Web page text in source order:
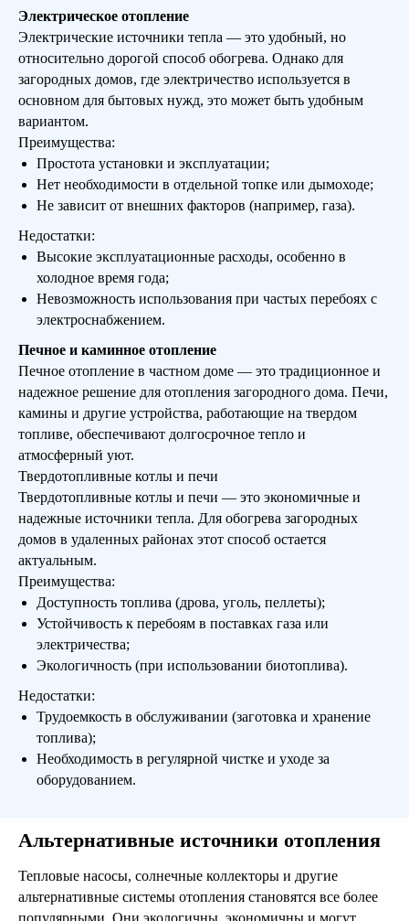
Электрическое отопление
Электрические источники тепла — это удобный, но
относительно дорогой способ обогрева. Однако для
загородных домов, где электричество используется в
основном для бытовых нужд, это может быть удобным
вариантом.
Преимущества:
Простота установки и эксплуатации;
Нет необходимости в отдельной топке или дымоходе;
Не зависит от внешних факторов (например, газа).
Недостатки:
Высокие эксплуатационные расходы, особенно в
холодное время года;
Невозможность использования при частых перебоях с
электроснабжением.
Печное и каминное отопление
Печное отопление в частном доме — это традиционное и
надежное решение для отопления загородного дома. Печи,
камины и другие устройства, работающие на твердом
топливе, обеспечивают долгосрочное тепло и
атмосферный уют.
Твердотопливные котлы и печи
Твердотопливные котлы и печи — это экономичные и
надежные источники тепла. Для обогрева загородных
домов в удаленных районах этот способ остается
актуальным.
Преимущества:
Доступность топлива (дрова, уголь, пеллеты);
Устойчивость к перебоям в поставках газа или
электричества;
Экологичность (при использовании биотоплива).
Недостатки:
Трудоемкость в обслуживании (заготовка и хранение
топлива);
Необходимость в регулярной чистке и уходе за
оборудованием.
Альтернативные источники отопления
Тепловые насосы, солнечные коллекторы и другие
альтернативные системы отопления становятся все более
популярными. Они экологичны, экономичны и могут